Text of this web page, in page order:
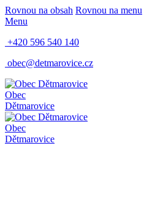
Rovnou na obsah Rovnou na menu
Menu
+420 596 540 140
obec@detmarovice.cz
Obec
Dětmarovice
Obec
Dětmarovice